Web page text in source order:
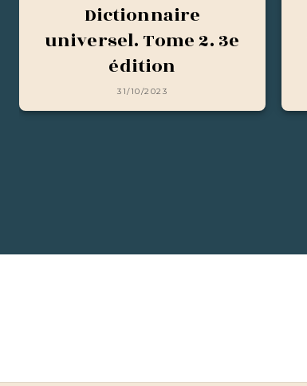
Dictionnaire
universel. Tome 2. 3e
édition
31/10/2023